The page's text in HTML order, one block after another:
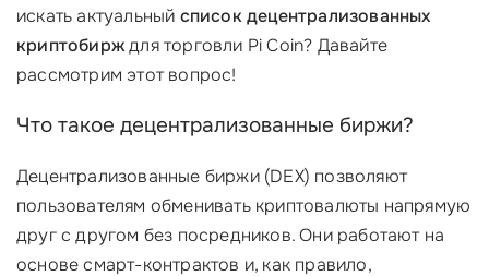
искать актуальный список децентрализованных
криптобирждля торговли Pi Coin? Давайте
рассмотрим этот вопрос!
Что такое децентрализованные биржи?
Децентрализованные биржи (DEX) позволяют
пользователям обменивать криптовалюты напрямую
друг с другом без посредников. Они работают на
основе смарт-контрактов и, как правило,